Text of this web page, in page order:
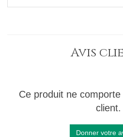
Avis
Ce produit ne comporte
client.
Donner votre